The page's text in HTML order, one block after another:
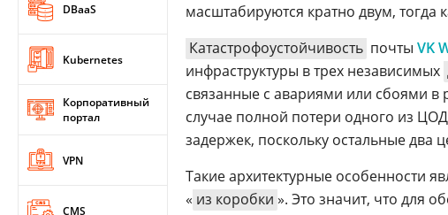
DBaaS
Kubernetes
Корпоративный
портал
VPN
CMS
масштабируются кратно двум,
Катастрофоустойчивость почты VK
инфраструктуры в трех независимых
связанные с авариями или сбоями в
случае полной потери одного из
задержек, поскольку остальные два
Такие архитектурные особенности
« из коробки ». Это значит, что для